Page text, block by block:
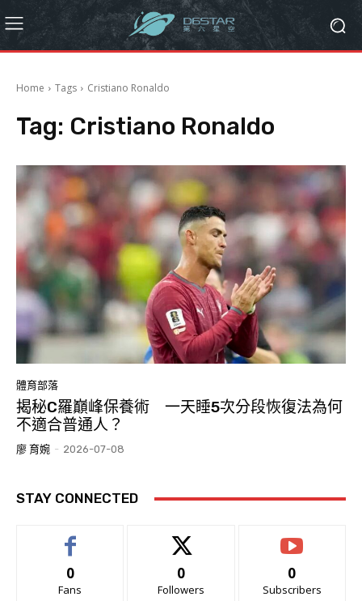
Home Tags Cristiano Ronaldo
Tag: Cristiano Ronaldo
體育部落
揭秘C羅巔峰保養術 一天睡5次分段恢復法為何
不適合普通人？
廖 育婉 - 2026-07-08
STAY CONNECTED
0
Fans
0
Followers
0
Subscribers